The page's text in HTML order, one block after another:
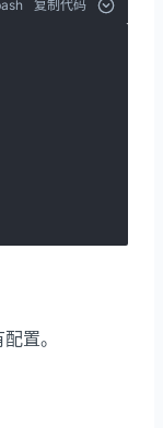
复制代码
置。